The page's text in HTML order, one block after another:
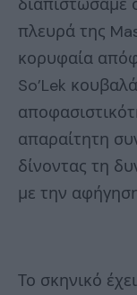
πλευρά της
κορυφαία
So’Lek
απαραίτητη
δίνοντας τη
με την
Το σκηνικό